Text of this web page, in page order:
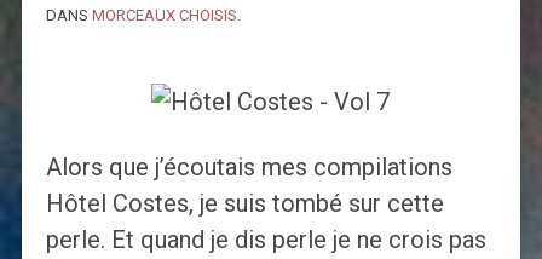
DANS MORCEAUX CHOISIS
Alors que j’écoutais mes compilations
Hôtel Costes, je suis tombé sur cette
perle. Et quand je dis perle je ne crois pas